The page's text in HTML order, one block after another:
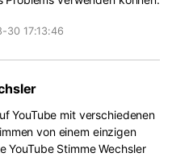
30 17:13:46
YouTube mit verschiedenen
von einem einzigen
YouTube Stimme Wechsler